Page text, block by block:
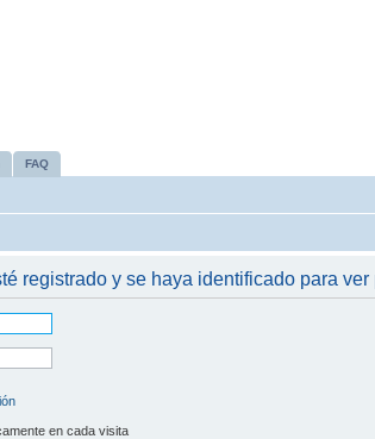
FAQ
registrado y se haya identificado para ver
en cada visita